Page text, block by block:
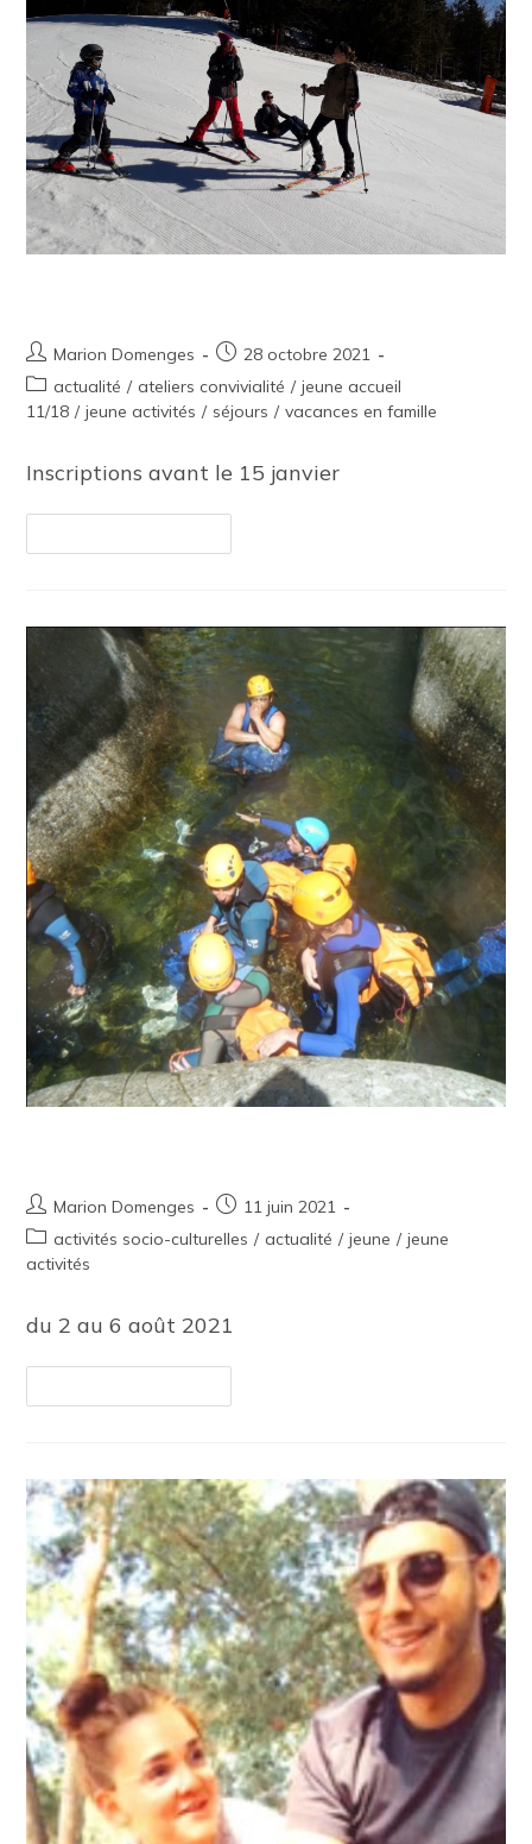
Marion Domenges
28 octobre 2021
actualité / ateliers convivialité / jeune accueil
11/18 / jeune activités / séjours / vacances en famille
Inscriptions avant le 15 janvier
Marion Domenges
11 juin 2021
activités socio-culturelles / actualité / jeune / jeune
activités
du 2 au 6 août 2021